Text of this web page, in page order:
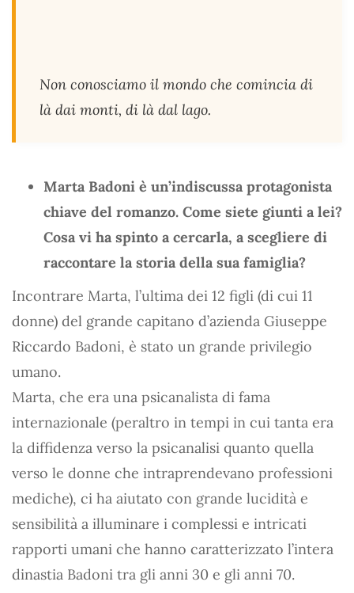
Non conosciamo il mondo che comincia di
là dai monti, di là dal lago.
Marta Badoni è un’indiscussa protagonista
chiave del romanzo. Come siete giunti a lei?
Cosa vi ha spinto a cercarla, a scegliere di
raccontare la storia della sua famiglia?
Incontrare Marta, l’ultima dei 12 figli (di cui 11
donne) del grande capitano d’azienda Giuseppe
Riccardo Badoni, è stato un grande privilegio
umano.
Marta, che era una psicanalista di fama
internazionale (peraltro in tempi in cui tanta era
la diffidenza verso la psicanalisi quanto quella
verso le donne che intraprendevano professioni
mediche), ci ha aiutato con grande lucidità e
sensibilità a illuminare i complessi e intricati
rapporti umani che hanno caratterizzato l’intera
dinastia Badoni tra gli anni 30 e gli anni 70.